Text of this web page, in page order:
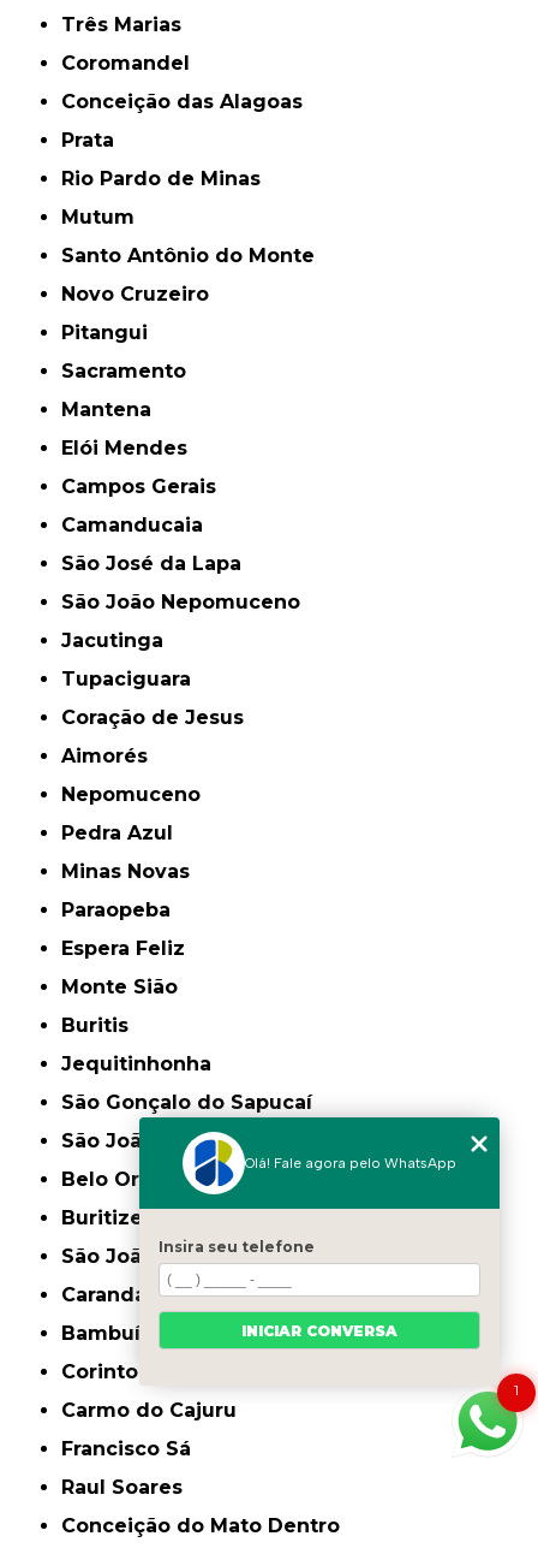
Três Marias
Coromandel
Conceição das Alagoas
Prata
Rio Pardo de Minas
Mutum
Santo Antônio do Monte
Novo Cruzeiro
Pitangui
Sacramento
Mantena
Elói Mendes
Campos Gerais
Camanducaia
São José da Lapa
São João Nepomuceno
Jacutinga
Tupaciguara
Coração de Jesus
Aimorés
Nepomuceno
Pedra Azul
Minas Novas
Paraopeba
Espera Feliz
Monte Sião
Buritis
Jequitinhonha
São Gonçalo do Sapucaí
São João da Ponte
Belo Oriente
Buritizeiro
São João do Paraíso
Carandaí
Bambuí
Corinto
Carmo do Cajuru
Francisco Sá
Raul Soares
Conceição do Mato Dentro
1
Olá! Fale agora pelo WhatsApp
Insira seu telefone
INICIAR CONVERSA